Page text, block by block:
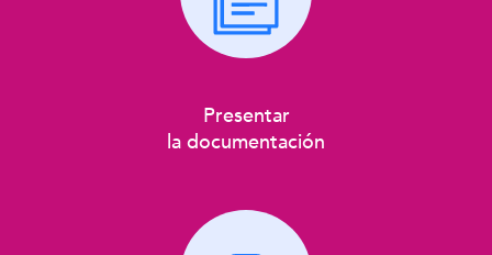
Presentar
la documentación